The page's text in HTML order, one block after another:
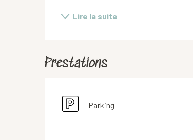
Lire la suite
Prestations
Parking